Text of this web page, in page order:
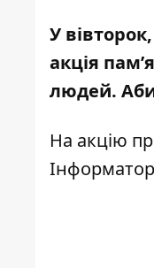
У
акція
людей.
На акцію